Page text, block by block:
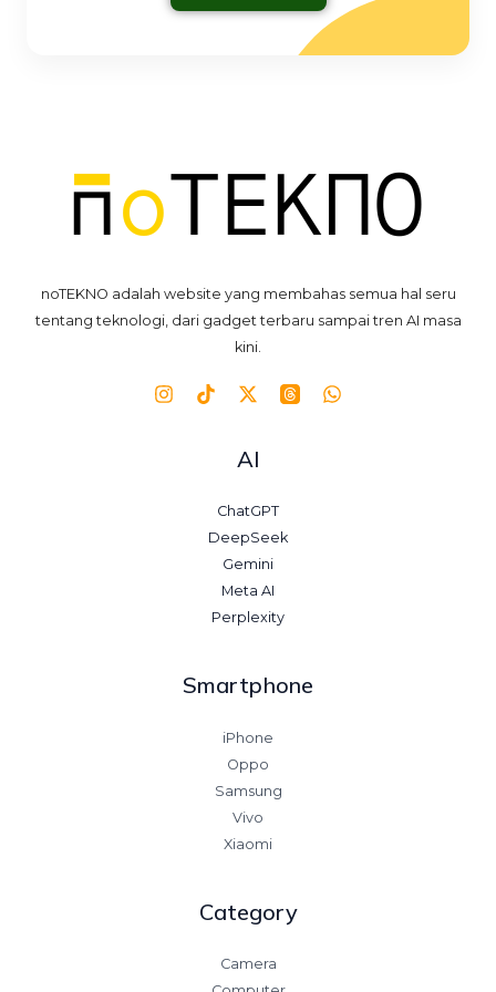
noTEKNO adalah website yang membahas semua hal seru
tentang teknologi, dari gadget terbaru sampai tren AI masa
kini.
AI
ChatGPT
DeepSeek
Gemini
Meta AI
Perplexity
Smartphone
iPhone
Oppo
Samsung
Vivo
Xiaomi
Category
Camera